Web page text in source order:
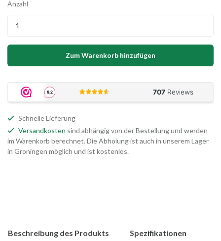
Anzahl
Zum Warenkorb hinzufügen
Schnelle Lieferung
Versandkosten sind abhängig von der Bestellung und werden
im Warenkorb berechnet. Die Abholung ist auch in unserem Lager
in Groningen möglich und ist kostenlos.
Beschreibung des Produkts Spezifikationen